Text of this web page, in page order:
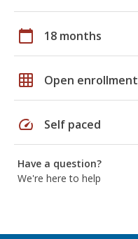
calendar_today 18 months
grid_on Open enrollment
speed Self paced
Have a question?
We're here to help